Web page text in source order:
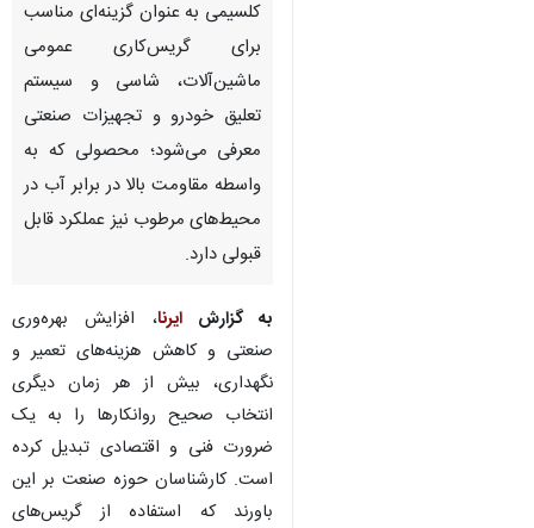
کلسیمی به‌ عنوان گزینه‌ای مناسب
برای گریس‌کاری عمومی
ماشین‌آلات، شاسی و سیستم
تعلیق خودرو و تجهیزات صنعتی
معرفی می‌شود؛ محصولی که به‌
واسطه مقاومت بالا در برابر آب در
محیط‌های مرطوب نیز عملکرد قابل
قبولی دارد.
به گزارشایرنا، افزایش بهره‌وری
صنعتی و کاهش هزینه‌های تعمیر و
نگهداری، بیش از هر زمان دیگری
انتخاب صحیح روانکارها را به یک
ضرورت فنی و اقتصادی تبدیل کرده
است. کارشناسان حوزه صنعت بر این
باورند که استفاده از گریس‌های